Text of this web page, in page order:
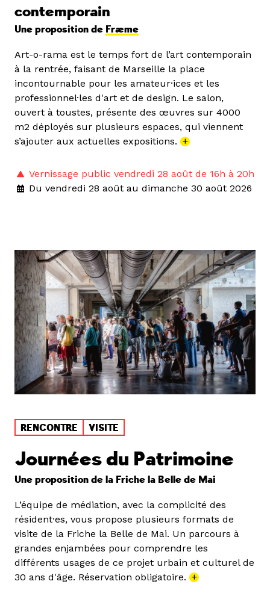
contemporain
Une proposition de Fræme
Art-o-rama est le temps fort de l’art contemporain
à la rentrée, faisant de Marseille la place
incontournable pour les amateur·ices et les
professionnel·les d'art et de design. Le salon,
ouvert à toustes, présente des œuvres sur 4000
m2 déployés sur plusieurs espaces, qui viennent
s’ajouter aux actuelles expositions. +
Vernissage public vendredi 28 août de 16h à 20h
Du vendredi 28 août au dimanche 30 août 2026
RENCONTRE VISITE
Journées du Patrimoine
Une proposition de la Friche la Belle de Mai
L’équipe de médiation, avec la complicité des
résident·es, vous propose plusieurs formats de
visite de la Friche la Belle de Mai. Un parcours à
grandes enjambées pour comprendre les
différents usages de ce projet urbain et culturel de
30 ans d'âge. Réservation obligatoire. +